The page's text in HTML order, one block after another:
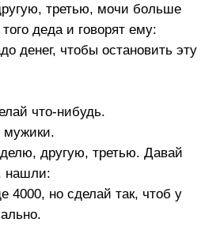
третью, мочи больше
деда и говорят ему:
денег, чтобы остановить эту
что-нибудь.
другую, третью. Давай
нашли:
но сделай так, чтоб у